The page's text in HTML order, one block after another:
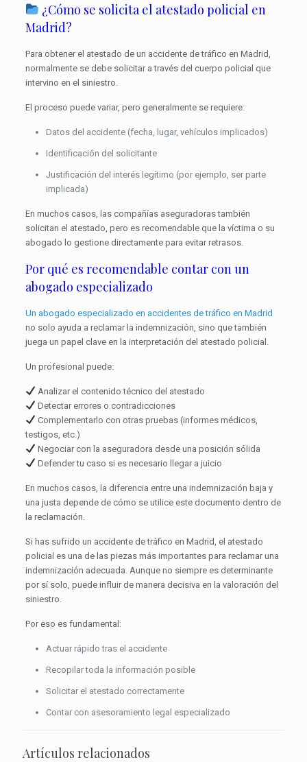
¿Cómo se solicita el atestado policial en
Madrid?
Para obtener el atestado de un accidente de tráfico en Madrid,
normalmente se debe solicitar a través del cuerpo policial que
intervino en el siniestro.
El proceso puede variar, pero generalmente se requiere:
Datos del accidente (fecha, lugar, vehículos implicados)
Identificación del solicitante
Justificación del interés legítimo (por ejemplo, ser parte
implicada)
En muchos casos, las compañías aseguradoras también
solicitan el atestado, pero es recomendable que la víctima o su
abogado lo gestione directamente para evitar retrasos.
Por qué es recomendable contar con un
abogado especializado
Un abogado especializado en accidentes de tráfico en Madrid
no solo ayuda a reclamar la indemnización, sino que también
juega un papel clave en la interpretación del atestado policial.
Un profesional puede:
Analizar el contenido técnico del atestado
Detectar errores o contradicciones
Complementarlo con otras pruebas (informes médicos,
testigos, etc.)
Negociar con la aseguradora desde una posición sólida
Defender tu caso si es necesario llegar a juicio
En muchos casos, la diferencia entre una indemnización baja y
una justa depende de cómo se utilice este documento dentro de
la reclamación.
Si has sufrido un accidente de tráfico en Madrid, el atestado
policial es una de las piezas más importantes para reclamar una
indemnización adecuada. Aunque no siempre es determinante
por sí solo, puede influir de manera decisiva en la valoración del
siniestro.
Por eso es fundamental:
Actuar rápido tras el accidente
Recopilar toda la información posible
Solicitar el atestado correctamente
Contar con asesoramiento legal especializado
Artículos relacionados